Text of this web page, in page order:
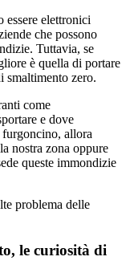
essere elettronici
che possono
Tuttavia, se
è quella di portare
smaltimento zero.
come
e dove
furgoncino, allora
nostra zona oppure
queste immondizie
problema delle
le curiosità di